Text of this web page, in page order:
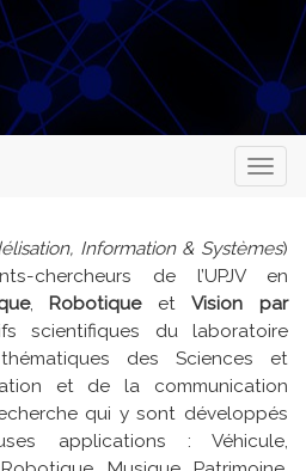
Information & Systèmes)
chercheurs de l’UPJV en
, RobotiqueetVision par
scientifiques du laboratoire
des Sciences et
et de la communication
qui y sont développés
applications : Véhicule,